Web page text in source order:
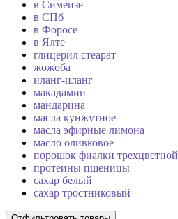
в Симеизе
в СПб
в Форосе
в Ялте
глицерил стеарат
жожоба
иланг-иланг
макадамии
мандарина
масла кунжутное
масла эфирные лимона
масло оливковое
порошок фиалки трехцветной
протеины пшеницы
сахар белый
сахар тростниковый